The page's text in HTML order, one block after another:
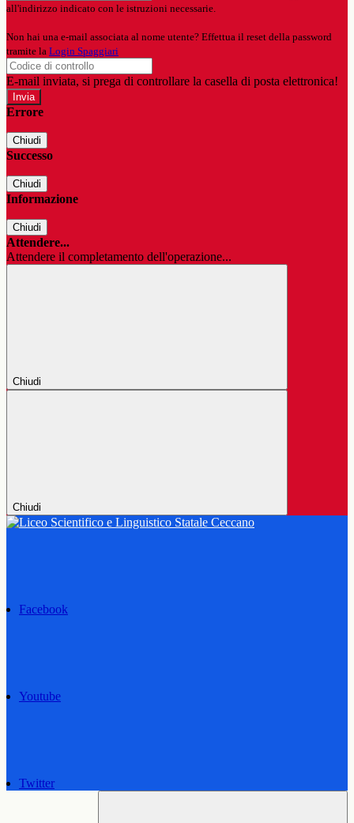
all'indirizzo indicato con le istruzioni necessarie.
Non hai una e-mail associata al nome utente? Effettua il reset della password
tramite la Login Spaggiari
E-mail inviata, si prega di controllare la casella di posta elettronica!
Errore
Chiudi
Successo
Chiudi
Informazione
Chiudi
Attendere...
Attendere il completamento dell'operazione...
Chiudi
Chiudi
Facebook
Youtube
Twitter